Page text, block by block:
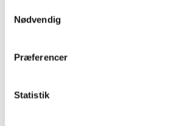
Nødvendig
Præferencer
Statistik
Denne Barbie Fashionistas Dukke har
iført en kort rød kjole med farvede